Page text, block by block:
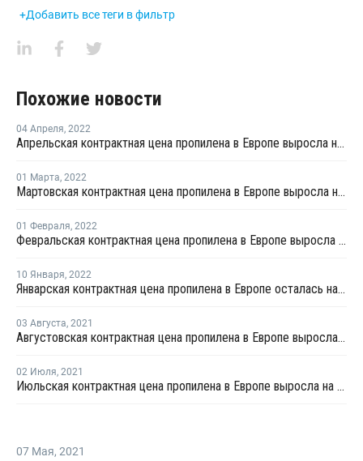
+Добавить все теги в фильтр
Похожие новости
04 Апреля, 2022
Апрельская контрактная цена пропилена в Европе выросла на EUR225 за тонну
01 Марта, 2022
Мартовская контрактная цена пропилена в Европе выросла на EUR95 за тонну
01 Февраля, 2022
Февральская контрактная цена пропилена в Европе выросла на EUR67 за тонну
10 Января, 2022
Январская контрактная цена пропилена в Европе осталась на уровне декабря
03 Августа, 2021
Августовская контрактная цена пропилена в Европе выросла на EUR58 за тонну
02 Июля, 2021
Июльская контрактная цена пропилена в Европе выросла на EUR50 за тонну
07 Мая, 2021